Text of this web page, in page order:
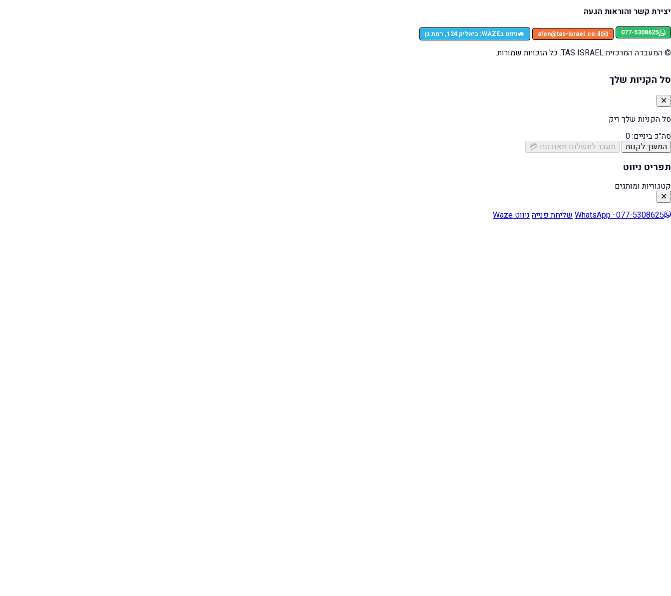
יצירת קשר והוראות הגעה
077-5308625
✉️
alon@tas-israel.co.il
🚙ניווט בWAZE: ביאליק 124, רמת גן
© המעבדה המרכזית TAS ISRAEL. כל הזכויות שמורות.
סל הקניות שלך
✕
סל הקניות שלך ריק
סה"כ ביניים:0
המשך לקנות
מעבר לתשלום מאובטח 💳
תפריט ניווט
קטגוריות ומותגים
✕
WhatsApp · 077-5308625שליחת פנייהניווט Waze